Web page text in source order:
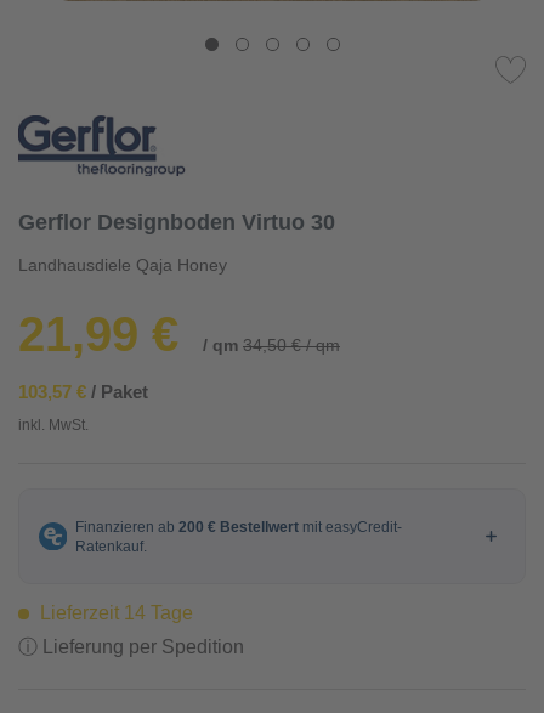
Gerflor Designboden Virtuo 30
Landhausdiele Qaja Honey
21,99 € / qm 34,50 € / qm
103,57 € / Paket
inkl. MwSt.
Lieferzeit 14 Tage
ⓘ Lieferung per Spedition